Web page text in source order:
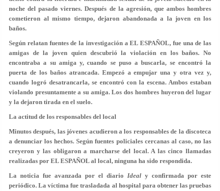
noche del pasado viernes. Después de la agresión, que ambos hombres
cometieron al mismo tiempo, dejaron abandonada a la joven en los
baños.
Según relatan fuentes de la investigación a EL ESPAÑOL, fue una de las
amigas de la joven quien descubrió la violación en los baños. No
encontraba a su amiga y, cuando se puso a buscarla, se encontró la
puerta de los baños atrancada. Empezó a empujar una y otra vez y,
cuando logró desatrancarla, se encontró con la escena. Ambos estaban
violando presuntamente a su amiga. Los dos hombres huyeron del lugar
y la dejaron tirada en el suelo.
La actitud de los responsables del local
Minutos después, las jóvenes acudieron a los responsables de la discoteca
a denunciar los hechos. Según fuentes policiales cercanas al caso, no las
creyeron y las obligaron a marcharse del local.A las cinco llamadas
realizadas por EL ESPAÑOL al local, ninguna ha sido respondida.
La noticia fue avanzada por el diario Ideal y confirmada por este
periódico. La víctima fue trasladada al hospital para obtener las pruebas